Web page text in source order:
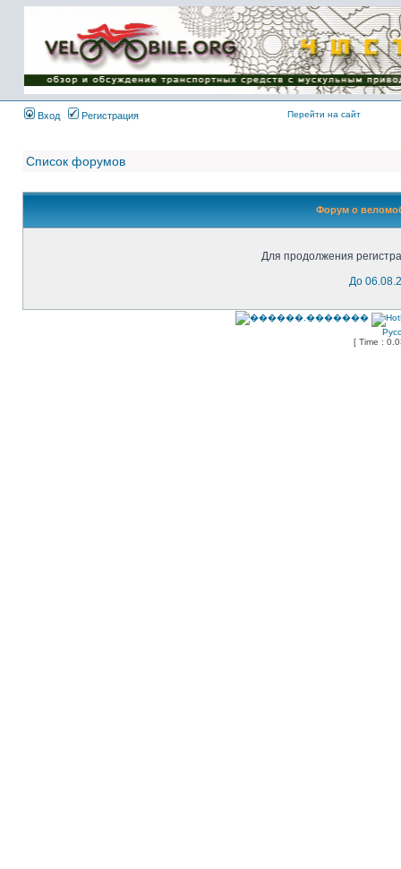
Имя пользователя:
Пароль:
{ LOG_ME_IN_SHORT
}
Вход
Регистрация Перейти на сайт
Список форумов
Форум о
Для продолжения
До
[ Time :